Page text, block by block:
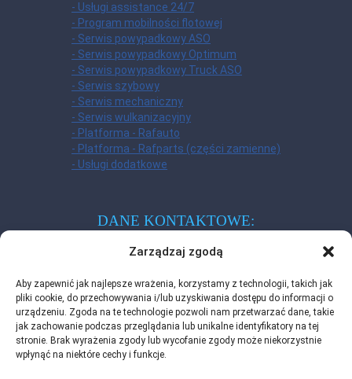
Zarządzaj zgodą
Aby zapewnić jak najlepsze wrażenia, korzystamy z technologii, takich jak
pliki cookie, do przechowywania i/lub uzyskiwania dostępu do informacji o
urządzeniu. Zgoda na te technologie pozwoli nam przetwarzać dane, takie
jak zachowanie podczas przeglądania lub unikalne identyfikatory na tej
stronie. Brak wyrażenia zgody lub wycofanie zgody może niekorzystnie
wpłynąć na niektóre cechy i funkcje.
- Usługi assistance 24/7
- Program mobilności flotowej
- Serwis powypadkowy ASO
- Serwis powypadkowy Optimum
- Serwis powypadkowy Truck ASO
- Serwis szybowy
- Serwis mechaniczny
- Serwis wulkanizacyjny
- Platforma - Rafauto
- Platforma - Rafparts (części zamienne)
- Usługi dodatkowe
DANE KONTAKTOWE:
Zadzwoń do nas - porozmawiamy
tel.:+48 22 122 30 10
Masz pytania? Napisz do nas!
biuro@rafauto.pl